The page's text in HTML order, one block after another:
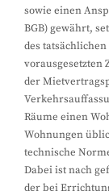
sowie einen
BGB) gewährt,
des
vorausgesetzten
der
Räume einen
Wohnungen
technische
Dabei ist nach
der bei